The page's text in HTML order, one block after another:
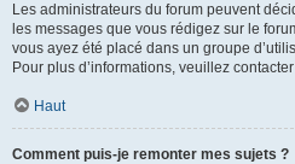
Les administrateurs du forum peuvent
les messages que vous rédigez sur le
vous ayez été placé dans un groupe
Pour plus d’informations, veuillez
Haut
Comment puis-je remonter mes sujets ?